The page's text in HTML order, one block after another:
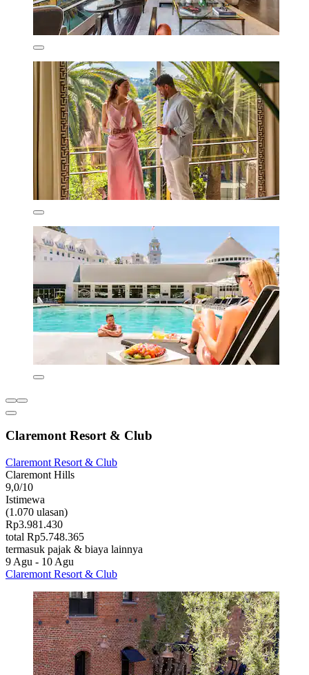
Claremont Resort & Club
Claremont Resort & Club
Claremont Hills
9,0/10
Istimewa
(1.070 ulasan)
Rp3.981.430
total Rp5.748.365
termasuk pajak & biaya lainnya
9 Agu - 10 Agu
Claremont Resort & Club